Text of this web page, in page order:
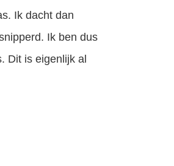
Ik dacht dan
Ik ben dus
Dit is eigenlijk al